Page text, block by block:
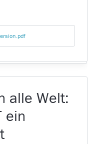
alle Welt:
ein